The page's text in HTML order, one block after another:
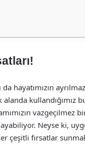
hayatımızın
kullandığımız
vazgeçilmez
Neyse ki,
çeşitli fırsatlar